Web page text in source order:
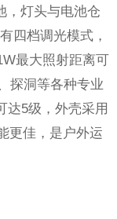
，灯头与电池仓
四档调光模式，
最大照射距离可
探洞等各种专业
达5级，外壳采用
更佳，是户外运